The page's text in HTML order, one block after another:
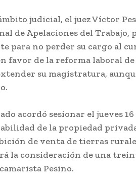
judicial, el juez Víctor
de Apelaciones del Trabajo,
para no perder su cargo al
favor de la reforma laboral
su magistratura,
acordó sesionar el jueves
de la propiedad
de venta de tierras
la consideración de una
Pesino.